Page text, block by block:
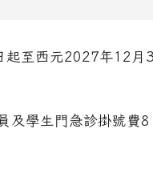
起至西元2027年12月
及學生門急診掛號費8